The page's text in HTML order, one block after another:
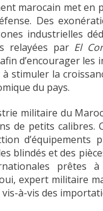
marocain met en
Des
industrielles
relayées par El
d’encourager les
stimuler la
du pays.
militaire du
de petits calibres.
d’équipements
blindés et des
prêtes
expert militaire
à-vis des